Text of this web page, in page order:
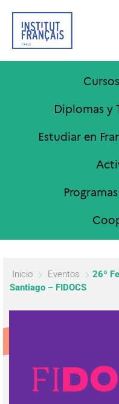
Diplomas y
Estudiar en
Inicio Eventos
26º
Santiago – FIDOCS